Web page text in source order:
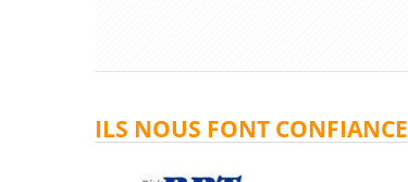
ILS NOUS FONT CONFIANCE